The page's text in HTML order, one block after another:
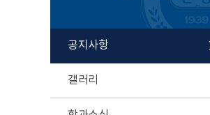
공지사항
갤러리